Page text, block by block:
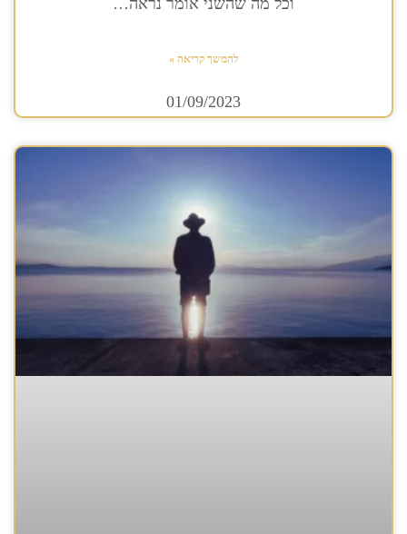
להמשך קריאה »
01/09/2023